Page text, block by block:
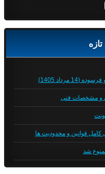
مرداد 1405)
کامل قوانین و محدودیت ها
شد